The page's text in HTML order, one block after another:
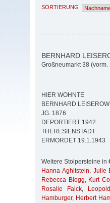
SORTIERUNG
BERNHARD
Großneumarkt 38
HIER WOHNTE
BERNHARD
JG. 1876
DEPORTIERT 1942
THERESIENSTADT
ERMORDET 19.1.1943
Weitere Stolpersteine in
Hanna Aghitstein, Julie
Rebecca Blogg, Kurt
Rosalie Falck,
Hamburger, Herbert